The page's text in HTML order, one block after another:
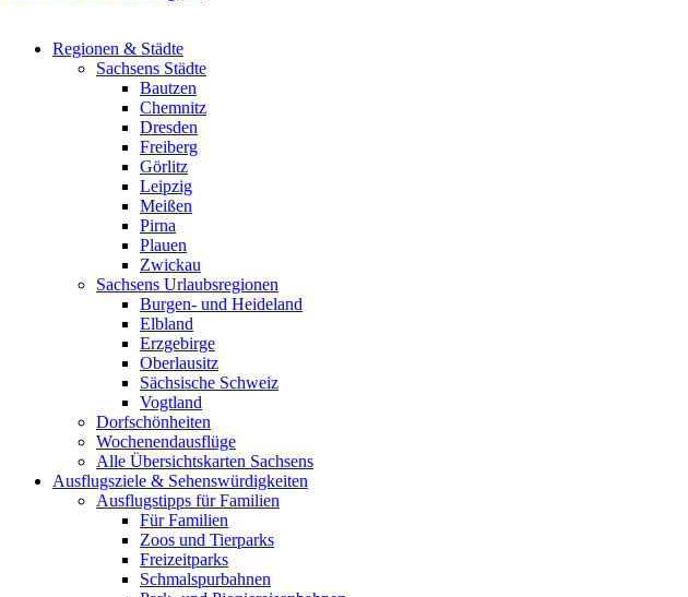
Regionen & Städte
Sachsens Städte
Bautzen
Chemnitz
Dresden
Freiberg
Görlitz
Leipzig
Meißen
Pirna
Plauen
Zwickau
Sachsens Urlaubsregionen
Burgen- und Heideland
Elbland
Erzgebirge
Oberlausitz
Sächsische Schweiz
Vogtland
Dorfschönheiten
Wochenendausflüge
Alle Übersichtskarten Sachsens
Ausflugsziele & Sehenswürdigkeiten
Ausflugstipps für Familien
Für Familien
Zoos und Tierparks
Freizeitparks
Schmalspurbahnen